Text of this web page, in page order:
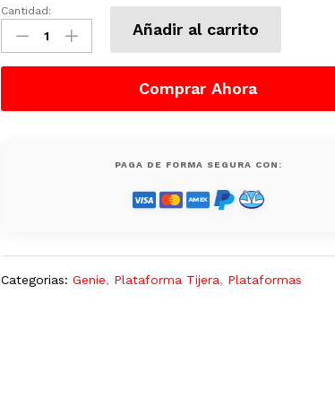
Plataforma
Tijera
Usada,
Lb,
Cantidad:
Añadir al carrito
Comprar Ahora
PAGA DE FORMA SEGURA CON:
Categorias:Genie, Plataforma Tijera, Plataformas